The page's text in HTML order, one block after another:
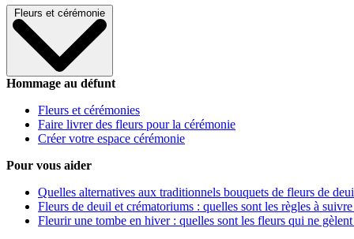
Fleurs et cérémonie
Hommage au défunt
Fleurs et cérémonies
Faire livrer des fleurs pour la cérémonie
Créer votre espace cérémonie
Pour vous aider
Quelles alternatives aux traditionnels bouquets de fleurs de
Fleurs de deuil et crématoriums : quelles sont les règles à
Fleurir une tombe en hiver : quelles sont les fleurs qui ne gèlent